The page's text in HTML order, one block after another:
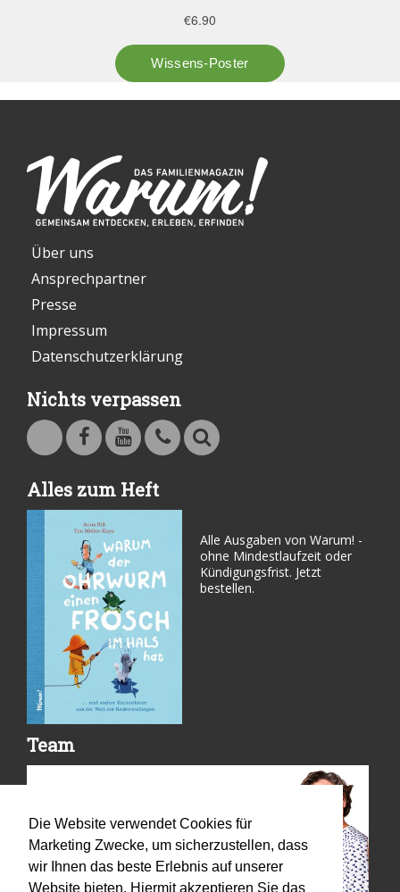
Die Website verwendet Cookies für
Marketing Zwecke, um sicherzustellen, dass
wir Ihnen das beste Erlebnis auf unserer
Website bieten. Hiermit akzeptieren Sie das
Über uns
Ansprechpartner
Presse
Impressum
Datenschutzerklärung
Nichts verpassen
Alles zum Heft
Alle Ausgaben von Warum! -
ohne Mindestlaufzeit oder
Kündigungsfrist. Jetzt
bestellen.
Team